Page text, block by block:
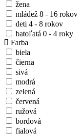
žena
mládež 8 - 16 rokov
deti 4 - 8 rokov
batoľatá 0 - 4 roky
Farba
biela
čierna
sivá
modrá
zelená
červená
ružová
bordová
fialová